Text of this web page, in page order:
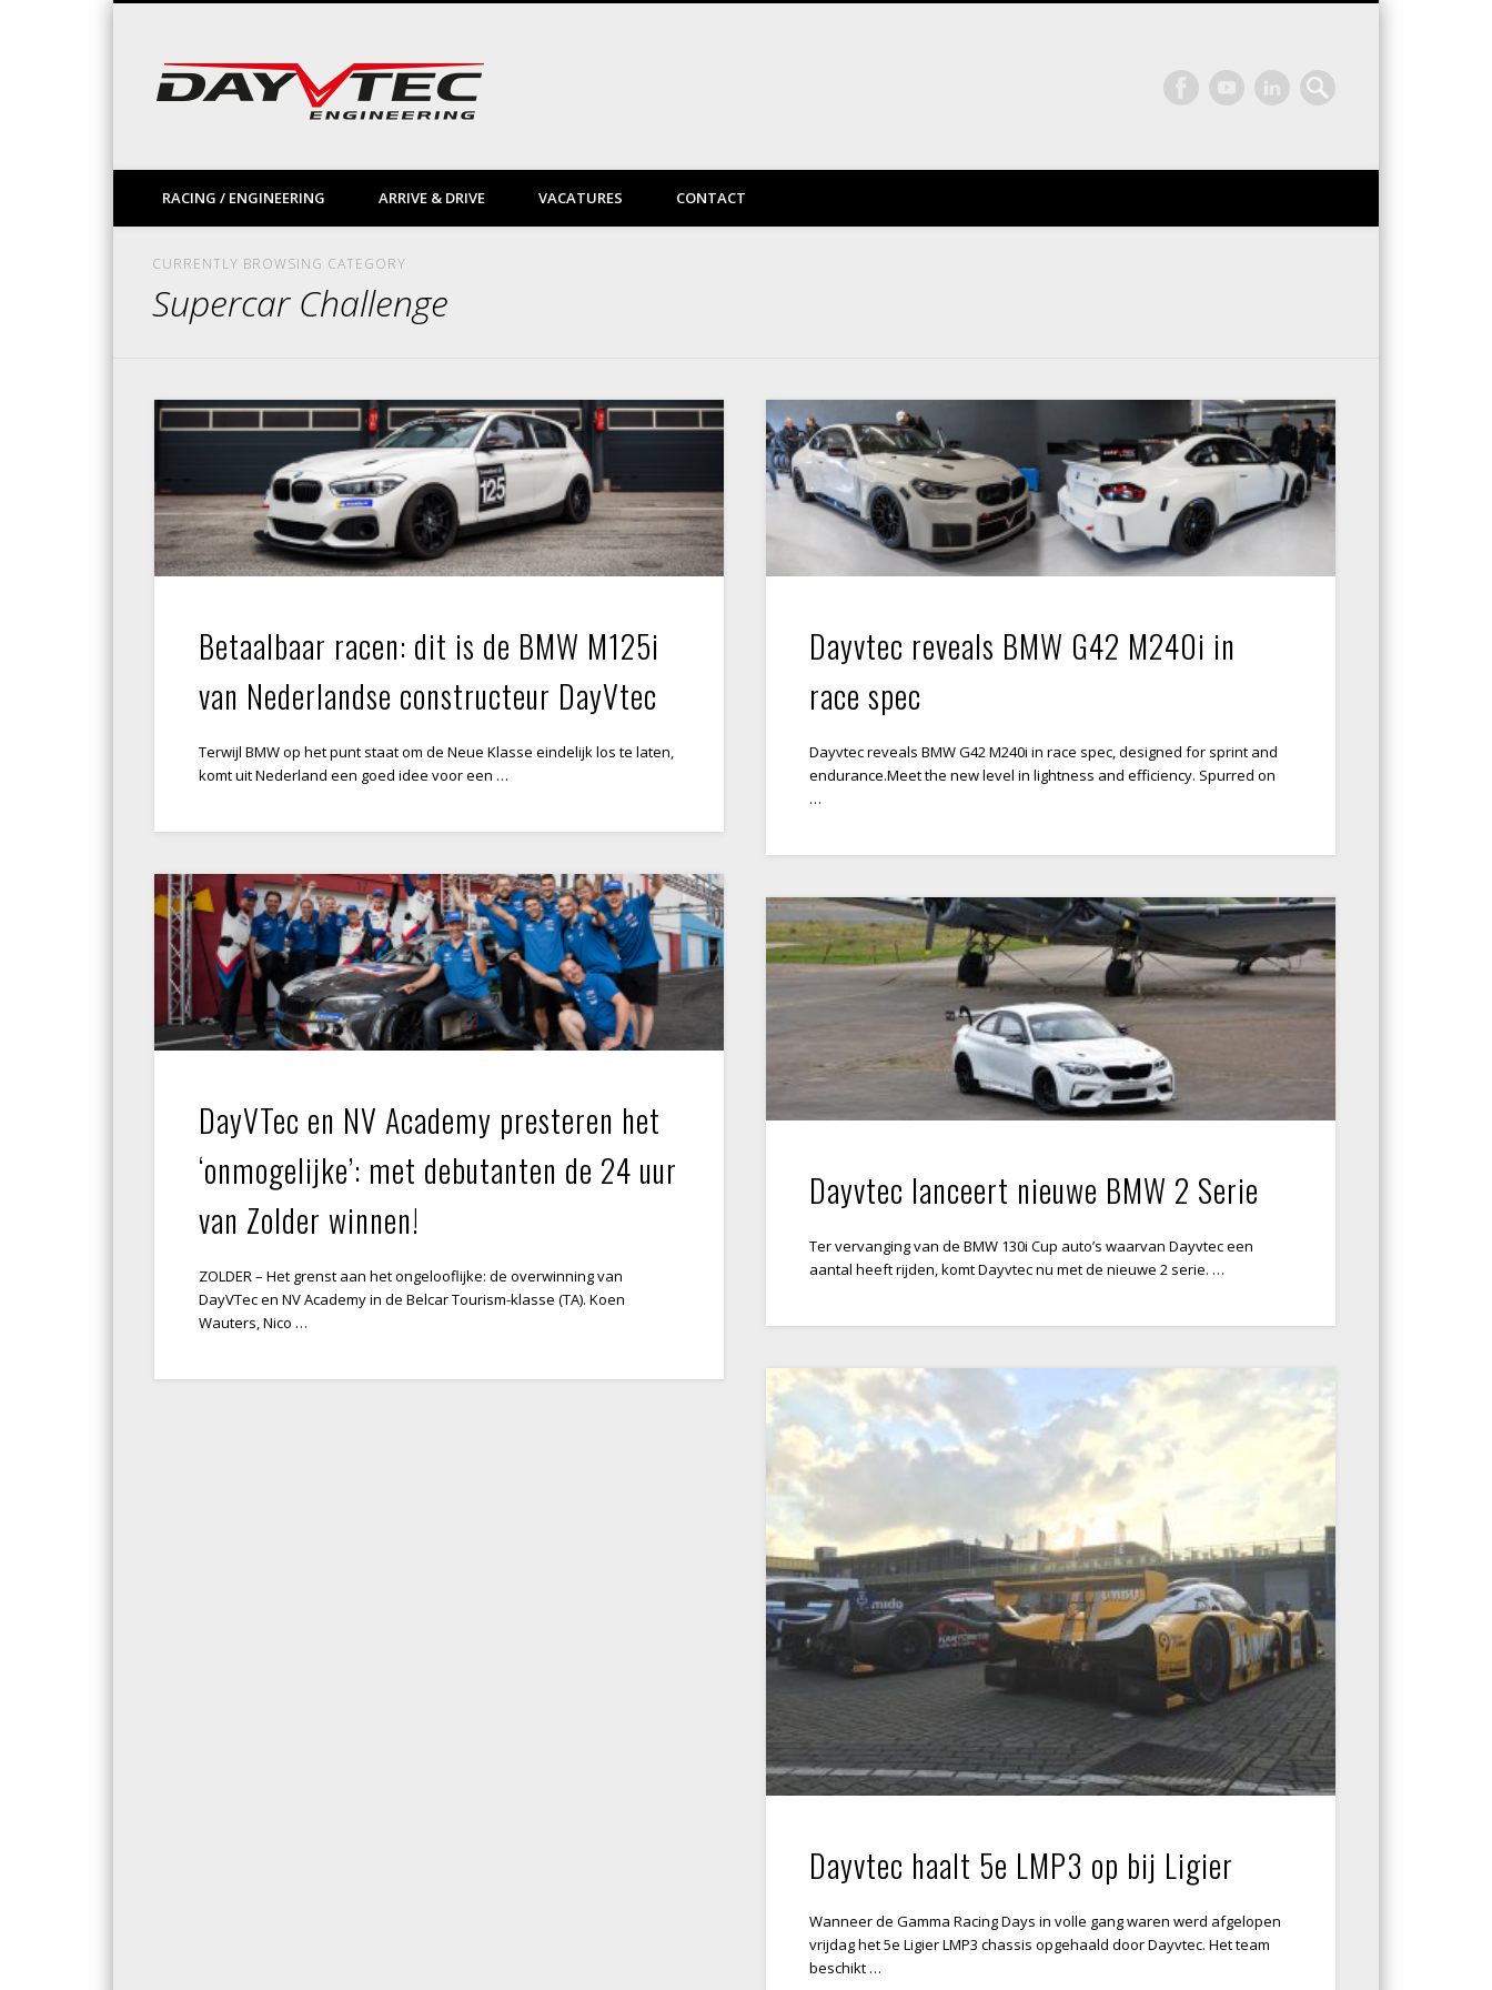
LinkedIn
RACING / ENGINEERING ARRIVE & DRIVE VACATURES CONTACT
CURRENTLY BROWSING CATEGORY
Supercar Challenge
Betaalbaar racen: dit is de BMW M125i
van Nederlandse constructeur DayVtec
Terwijl BMW op het punt staat om de Neue Klasse eindelijk los te laten,
komt uit Nederland een goed idee voor een …
Dayvtec reveals BMW G42 M240i in
race spec
Dayvtec reveals BMW G42 M240i in race spec, designed for sprint and
endurance.Meet the new level in lightness and efficiency. Spurred on
…
DayVTec en NV Academy presteren het
‘onmogelijke’: met debutanten de 24 uur
van Zolder winnen!
ZOLDER – Het grenst aan het ongelooflijke: de overwinning van
DayVTec en NV Academy in de Belcar Tourism-klasse (TA). Koen
Wauters, Nico …
Dayvtec lanceert nieuwe BMW 2 Serie
Ter vervanging van de BMW 130i Cup auto’s waarvan Dayvtec een
aantal heeft rijden, komt Dayvtec nu met de nieuwe 2 serie. …
Dayvtec haalt 5e LMP3 op bij Ligier
Wanneer de Gamma Racing Days in volle gang waren werd afgelopen
vrijdag het 5e Ligier LMP3 chassis opgehaald door Dayvtec. Het team
beschikt …